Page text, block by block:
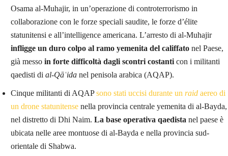
Osama al-Muhajir, in un’operazione di controterrorismo in
collaborazione con le forze speciali saudite, le forze d’élite
statunitensi e all’intelligence americana. L’arresto di al-Muhajir
infligge un duro colpo al ramo yemenita del califfato nel Paese,
già messo in forte difficoltà dagli scontri costanti con i militanti
qaedisti di al-Qāʿida nel penisola arabica (AQAP).
Cinque militanti di AQAPsono stati uccisi durante un raid aereo di
un drone statunitense nella provincia centrale yemenita di al-Bayda,
nel distretto di Dhi Naim. La base operativa qaedista nel paese è
ubicata nelle aree montuose di al-Bayda e nella provincia sud-
orientale di Shabwa.